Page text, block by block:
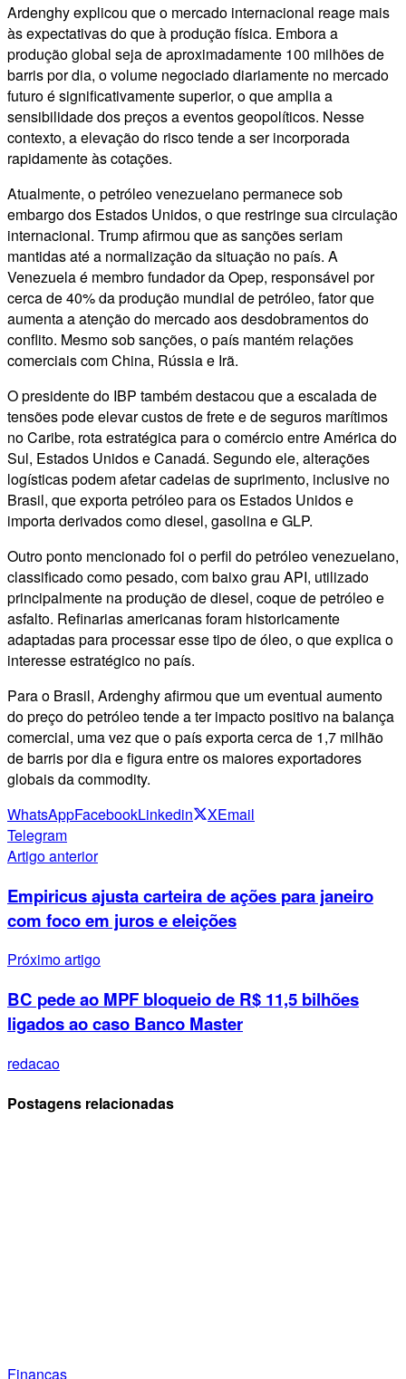
Ardenghy explicou que o mercado internacional reage mais
às expectativas do que à produção física. Embora a
produção global seja de aproximadamente 100 milhões de
barris por dia, o volume negociado diariamente no mercado
futuro é significativamente superior, o que amplia a
sensibilidade dos preços a eventos geopolíticos. Nesse
contexto, a elevação do risco tende a ser incorporada
rapidamente às cotações.
Atualmente, o petróleo venezuelano permanece sob
embargo dos Estados Unidos, o que restringe sua circulação
internacional. Trump afirmou que as sanções seriam
mantidas até a normalização da situação no país. A
Venezuela é membro fundador da Opep, responsável por
cerca de 40% da produção mundial de petróleo, fator que
aumenta a atenção do mercado aos desdobramentos do
conflito. Mesmo sob sanções, o país mantém relações
comerciais com China, Rússia e Irã.
O presidente do IBP também destacou que a escalada de
tensões pode elevar custos de frete e de seguros marítimos
no Caribe, rota estratégica para o comércio entre América do
Sul, Estados Unidos e Canadá. Segundo ele, alterações
logísticas podem afetar cadeias de suprimento, inclusive no
Brasil, que exporta petróleo para os Estados Unidos e
importa derivados como diesel, gasolina e GLP.
Outro ponto mencionado foi o perfil do petróleo venezuelano,
classificado como pesado, com baixo grau API, utilizado
principalmente na produção de diesel, coque de petróleo e
asfalto. Refinarias americanas foram historicamente
adaptadas para processar esse tipo de óleo, o que explica o
interesse estratégico no país.
Para o Brasil, Ardenghy afirmou que um eventual aumento
do preço do petróleo tende a ter impacto positivo na balança
comercial, uma vez que o país exporta cerca de 1,7 milhão
de barris por dia e figura entre os maiores exportadores
globais da commodity.
WhatsAppFacebookLinkedin XEmail
Telegram
Artigo anterior
Empiricus ajusta carteira de ações para janeiro
com foco em juros e eleições
Próximo artigo
BC pede ao MPF bloqueio de R$ 11,5 bilhões
ligados ao caso Banco Master
redacao
Postagens relacionadas
Finanças